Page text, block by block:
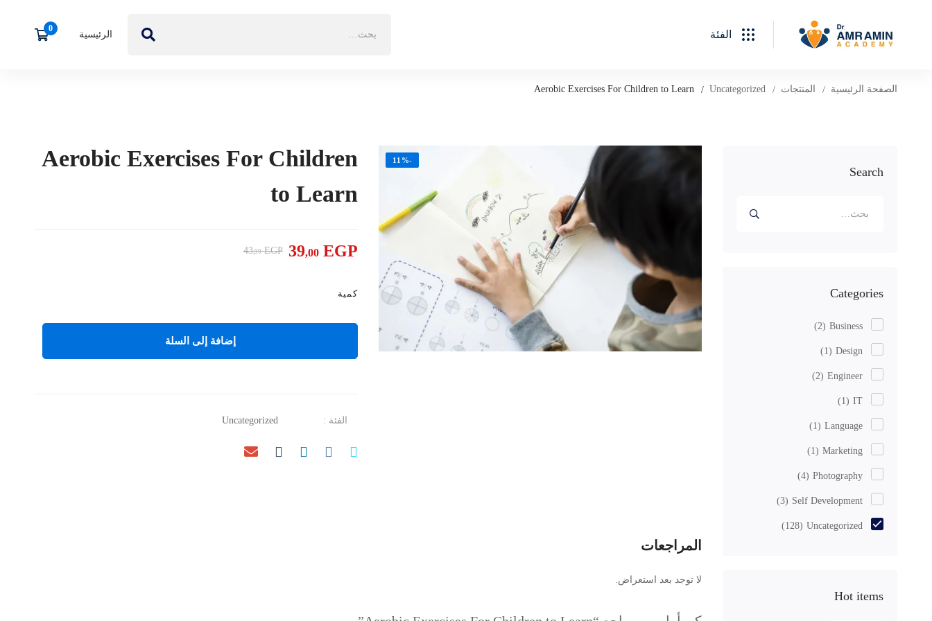
الفئة الرئيسية
الصفحة الرئيسية المنتجات Uncategorized
Aerobic Exercises For Children to Learn
Search
Categories
Business
(2)
Design
(1)
Engineer
(2)
IT
(1)
Language
(1)
Marketing
(1)
Photography
(4)
Self Development
(3)
Uncategorized
(128)
Hot items
-11%
Aerobic Exercises For Children
to Learn
39,00 EGP
43,99 EGP
كمية
For
to
إضافة إلى السلة
الفئة : Uncategorized
المراجعات
لا توجد بعد استعراض.